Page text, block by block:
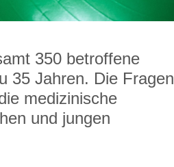
350 betroffene
35 Jahren. Die Fragen
medizinische
und jungen